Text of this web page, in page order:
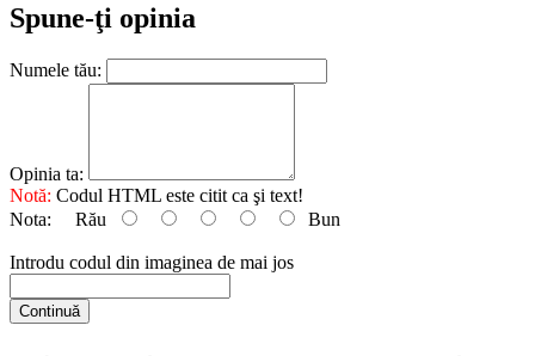
Spune-ţi opinia
Numele tău:
Opinia ta:
Notă: Codul HTML este citit ca şi text!
Nota: Rău Bun
Introdu codul din imaginea de mai jos
Continuă